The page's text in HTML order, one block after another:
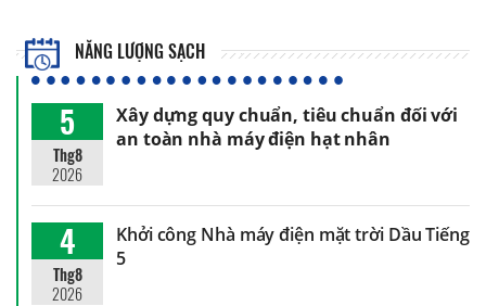
NĂNG LƯỢNG SẠCH
5
Thg8
2026
Xây dựng quy chuẩn, tiêu chuẩn đối với
an toàn nhà máy điện hạt nhân
4
Thg8
2026
Khởi công Nhà máy điện mặt trời Dầu Tiếng
5